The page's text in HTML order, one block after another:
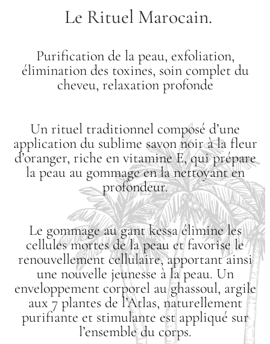
Le Rituel Marocain.
Purification de la peau, exfoliation,
élimination des toxines, soin complet du
cheveu, relaxation profonde
Un rituel traditionnel composé d’une
application du sublime savon noir à la fleur
d’oranger, riche en vitamine E, qui prépare
la peau au gommage en la nettoyant en
profondeur.
Le gommage au gant kessa élimine les
cellules mortes de la peau et favorise le
renouvellement cellulaire, apportant ainsi
une nouvelle jeunesse à la peau. Un
enveloppement corporel au ghassoul, argile
aux 7 plantes de l’Atlas, naturellement
purifiante et stimulante est appliqué sur
l’ensemble du corps.